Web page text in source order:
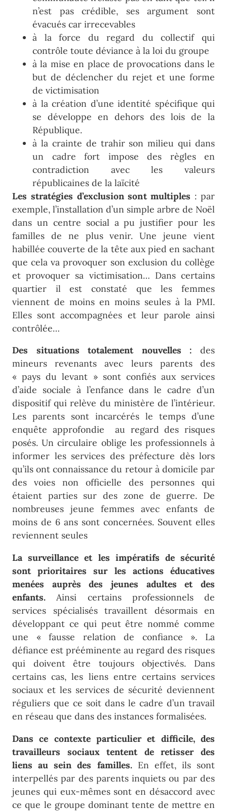
n’est pas crédible, ses argument sont
évacués car irrecevables
à la force du regard du collectif qui
contrôle toute déviance à la loi du groupe
à la mise en place de provocations dans le
but de déclencher du rejet et une forme
de victimisation
à la création d’une identité spécifique qui
se développe en dehors des lois de la
République.
à la crainte de trahir son milieu qui dans
un cadre fort impose des règles en
contradiction avec les valeurs
républicaines de la laïcité
Les stratégies d’exclusion sont multiples : par
exemple, l’installation d’un simple arbre de Noël
dans un centre social a pu justifier pour les
familles de ne plus venir. Une jeune vient
habillée couverte de la tête aux pied en sachant
que cela va provoquer son exclusion du collège
et provoquer sa victimisation… Dans certains
quartier il est constaté que les femmes
viennent de moins en moins seules à la PMI.
Elles sont accompagnées et leur parole ainsi
contrôlée…
Des situations totalement nouvelles : des
mineurs revenants avec leurs parents des
« pays du levant » sont confiés aux services
d’aide sociale à l’enfance dans le cadre d’un
dispositif qui relève du ministère de l’intérieur.
Les parents sont incarcérés le temps d’une
enquête approfondie au regard des risques
posés. Un circulaire oblige les professionnels à
informer les services des préfecture dès lors
qu’ils ont connaissance du retour à domicile par
des voies non officielle des personnes qui
étaient parties sur des zone de guerre. De
nombreuses jeune femmes avec enfants de
moins de 6 ans sont concernées. Souvent elles
reviennent seules
La surveillance et les impératifs de sécurité
sont prioritaires sur les actions éducatives
menées auprès des jeunes adultes et des
enfants. Ainsi certains professionnels de
services spécialisés travaillent désormais en
développant ce qui peut être nommé comme
une « fausse relation de confiance ». La
défiance est prééminente au regard des risques
qui doivent être toujours objectivés. Dans
certains cas, les liens entre certains services
sociaux et les services de sécurité deviennent
réguliers que ce soit dans le cadre d’un travail
en réseau que dans des instances formalisées.
Dans ce contexte particulier et difficile, des
travailleurs sociaux tentent de retisser des
liens au sein des familles.En effet, ils sont
interpellés par des parents inquiets ou par des
jeunes qui eux-mêmes sont en désaccord avec
ce que le groupe dominant tente de mettre en